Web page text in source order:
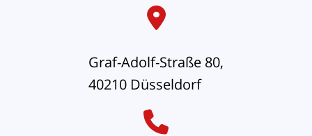
Graf-Adolf-Straße 80,
40210 Düsseldorf